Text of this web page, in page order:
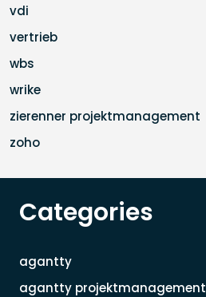
vdi
vertrieb
wbs
wrike
zierenner projektmanagement
zoho
Categories
agantty
agantty projektmanagement